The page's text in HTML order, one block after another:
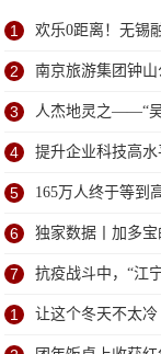
1 欢乐0距离！无锡
2 南京旅游集团钟
3 人杰地灵之——“
4 提升企业科技高
5 165万人终于等到
6 独家数据丨加多
7 抗疫战斗中，“江
1 让这个冬天不太